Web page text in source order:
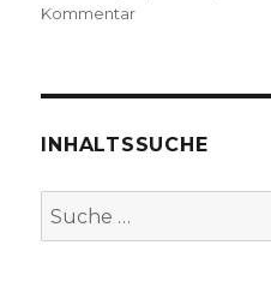
Kommentarzu
britischen
„Wir
keine
INHALTSSUCHE
Suche
nach: